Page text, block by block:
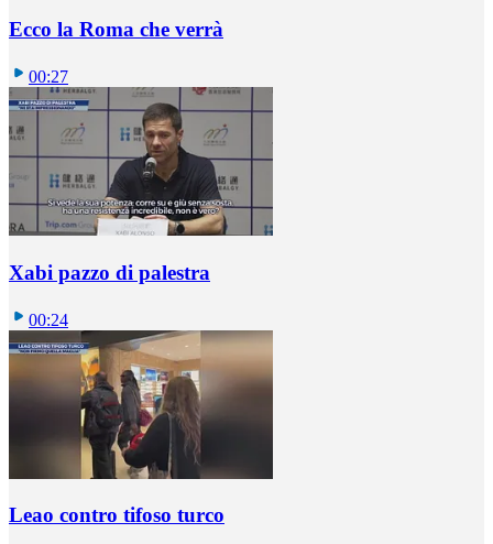
Ecco la Roma che verrà
00:27
Xabi pazzo di palestra
00:24
Leao contro tifoso turco